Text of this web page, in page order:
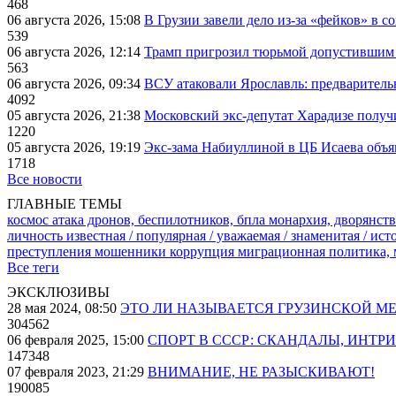
468
06 августа 2026, 15:08 В Грузии завели дело из-за «фейков» в
539
06 августа 2026, 12:14 Трамп пригрозил тюрьмой
563
06 августа 2026, 09:34 ВСУ атаковали Ярославль:
4092
05 августа 2026, 21:38 Московский экс-депутат Харадизе
1220
05 августа 2026, 19:19 Экс-зама Набиуллиной в ЦБ Исаева
1718
Все новости
ГЛАВНЫЕ ТЕМЫ
космос атака дронов, беспилотников, бпла монархия,
личность известная / популярная / уважаемая / знаменитая /
преступления мошенники коррупция миграционная
Все теги
ЭКСКЛЮЗИВЫ
28 мая 2024, 08:50 ЭТО ЛИ НАЗЫВАЕТСЯ ГРУЗИНСКОЙ
304562
06 февраля 2025, 15:00 СПОРТ В СССР: СКАНДАЛЫ,
147348
07 февраля 2023, 21:29 ВНИМАНИЕ, НЕ РАЗЫСКИВАЮТ!
190085